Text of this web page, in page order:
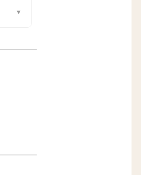
▼